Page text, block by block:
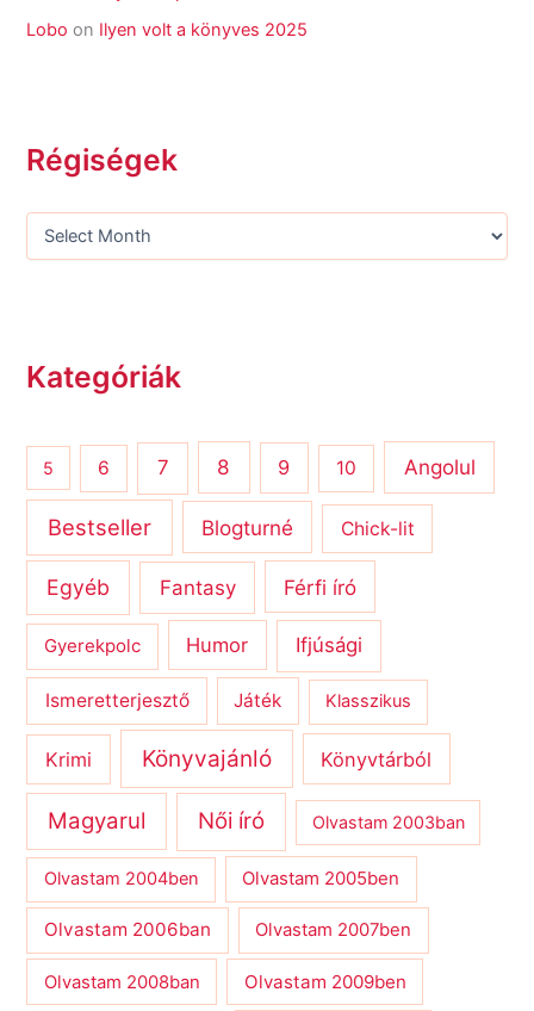
Lobo on Ilyen volt a könyves 2025
Régiségek
Kategóriák
5 6 7 8 9 10 Angolul
Bestseller Blogturné Chick-lit
Egyéb Fantasy Férfi író
Gyerekpolc Humor Ifjúsági
Ismeretterjesztő Játék Klasszikus
Krimi Könyvajánló Könyvtárból
Magyarul Női író Olvastam 2003ban
Olvastam 2004ben Olvastam 2005ben
Olvastam 2006ban Olvastam 2007ben
Olvastam 2008ban Olvastam 2009ben